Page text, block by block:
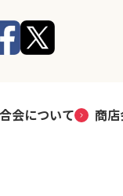
会について 商